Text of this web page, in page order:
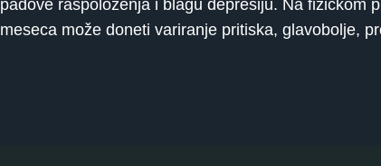
padove raspoloženja i blagu depresiju. Na fizičkom
meseca može doneti variranje pritiska, glavobolje,